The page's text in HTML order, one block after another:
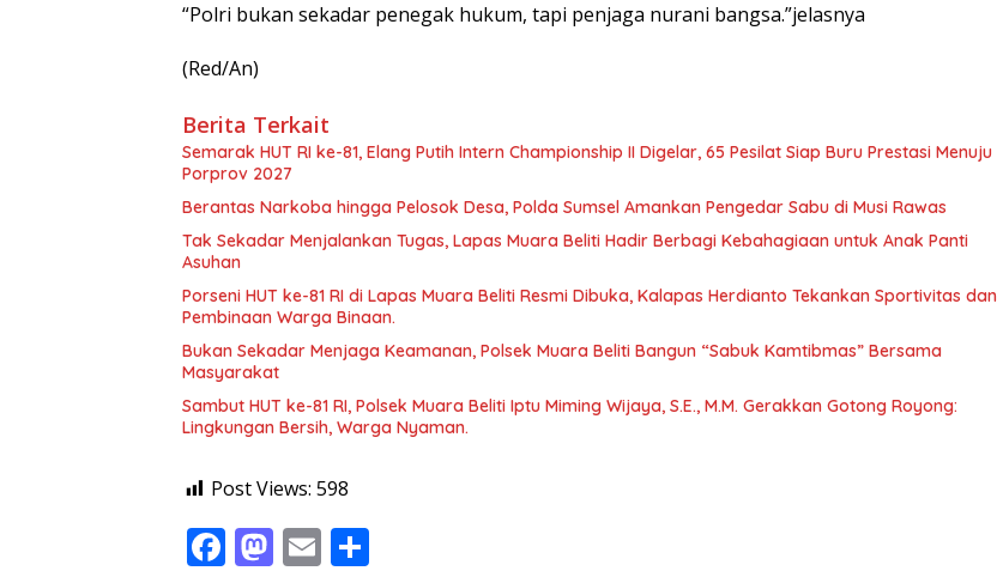
“Polri bukan sekadar penegak hukum, tapi penjaga nurani bangsa.”jelasnya
(Red/An)
Berita Terkait
Semarak HUT RI ke-81, Elang Putih Intern Championship II Digelar, 65 Pesilat Siap Buru Prestasi Menuju
Porprov 2027
Berantas Narkoba hingga Pelosok Desa, Polda Sumsel Amankan Pengedar Sabu di Musi Rawas
Tak Sekadar Menjalankan Tugas, Lapas Muara Beliti Hadir Berbagi Kebahagiaan untuk Anak Panti
Asuhan
Porseni HUT ke-81 RI di Lapas Muara Beliti Resmi Dibuka, Kalapas Herdianto Tekankan Sportivitas dan
Pembinaan Warga Binaan.
Bukan Sekadar Menjaga Keamanan, Polsek Muara Beliti Bangun “Sabuk Kamtibmas” Bersama
Masyarakat
Sambut HUT ke-81 RI, Polsek Muara Beliti Iptu Miming Wijaya, S.E., M.M. Gerakkan Gotong Royong:
Lingkungan Bersih, Warga Nyaman.
Post Views: 598
F M E